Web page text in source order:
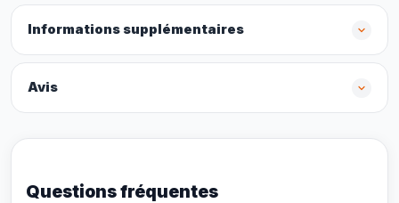
Informations supplémentaires
Avis
Questions fréquentes